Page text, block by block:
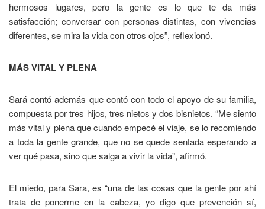
hermosos lugares, pero la gente es lo que te da más
satisfacción; conversar con personas distintas, con vivencias
diferentes, se mira la vida con otros ojos”, reflexionó.
MÁS VITAL Y PLENA
Sará contó además que contó con todo el apoyo de su familia,
compuesta por tres hijos, tres nietos y dos bisnietos. “Me siento
más vital y plena que cuando empecé el viaje, se lo recomiendo
a toda la gente grande, que no se quede sentada esperando a
ver qué pasa, sino que salga a vivir la vida”, afirmó.
El miedo, para Sara, es “una de las cosas que la gente por ahí
trata de ponerme en la cabeza, yo digo que prevención sí,